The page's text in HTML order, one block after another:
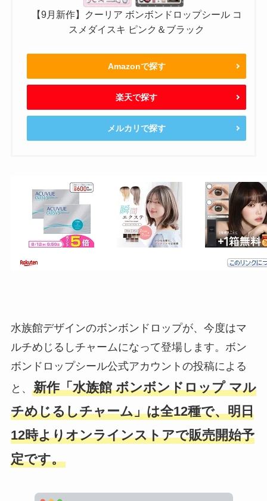
【9月新作】クーリア ボンボンドロップシール コ
スメダイスキ ピンク＆ブラック
Amazonで探す
楽天で探す
メルカリで探す
水族館デザインのボンボンドロップが、今度はマ
ルチめじるしチャームになって登場します。ボン
ボンドロップシール公式アカウントの投稿による
と、 新作「水族館 ボンボンドロップ マル
チめじるしチャーム」は全12種で、明日
12時よりオンラインストアで販売開始予
定です。